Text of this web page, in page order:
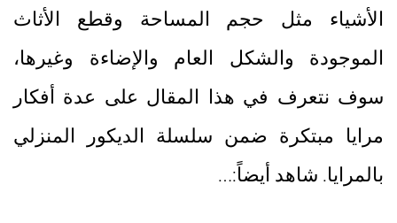
الأشياء مثل حجم المساحة وقطع الأثاث
الموجودة والشكل العام والإضاءة وغيرها،
سوف نتعرف في هذا المقال على عدة أفكار
مرايا مبتكرة ضمن سلسلة الديكور المنزلي
بالمرايا. شاهد أيضاً:…